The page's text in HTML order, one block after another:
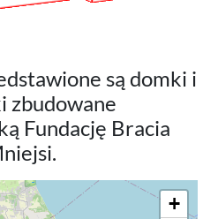
są domki i
zbudowane
Fundację Bracia
+